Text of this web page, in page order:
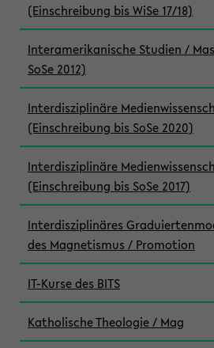
(Einschreibung bis WiSe 17/18)
Interamerikanische Studien /
SoSe 2012)
Interdisziplinäre
(Einschreibung bis SoSe 2020)
Interdisziplinäre
(Einschreibung bis SoSe 2017)
Interdisziplinäres
des Magnetismus / Promotion
IT-Kurse des BITS
Katholische Theologie / Mag